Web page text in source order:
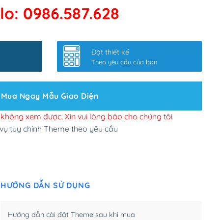
kết google, cập nhật sitemap(+50,000₫)
slider chính (+200,000₫)
site Wordpress(+100,000₫)
đăng web(+300,000₫)
tuỳ chọn (+2,000,000₫)
(+450,000₫)
0986.587.628
Đặt thiết kế
Theo yêu cầu của bạn
Mua Ngay Mẫu Giao Diện
xem được. Xin vui lòng báo cho chúng tôi
tùy chỉnh Theme theo yêu cầu
HƯỚNG DẪN SỬ DỤNG
Hướng dẫn cài đặt Theme sau khi mua